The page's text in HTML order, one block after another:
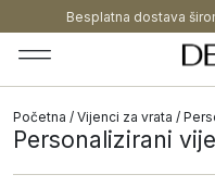
Besplatna dostava
Početna / Vijenci za vrata /
Personalizirani